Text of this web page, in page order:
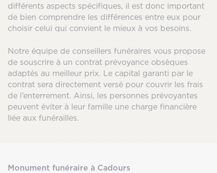
différents aspects spécifiques, il est donc important
de bien comprendre les différences entre eux pour
choisir celui qui convient le mieux à vos besoins.
Notre équipe de conseillers funéraires vous propose
de souscrire à un contrat prévoyance obsèques
adaptés au meilleur prix. Le capital garanti par le
contrat sera directement versé pour couvrir les frais
de l’enterrement. Ainsi, les personnes prévoyantes
peuvent éviter à leur famille une charge financière
liée aux funérailles.
Monument funéraire à Cadours